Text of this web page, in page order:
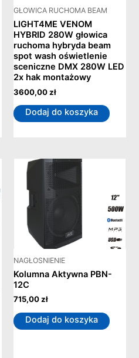
GŁOWICA RUCHOMA BEAM
LIGHT4ME VENOM
HYBRID 280W głowica
ruchoma hybryda beam
spot wash oświetlenie
sceniczne DMX 280W LED
2x hak montażowy
3600,00zł
Dodaj do koszyka
NAGŁOSNIENIE
Kolumna Aktywna PBN-
12C
715,00zł
Dodaj do koszyka